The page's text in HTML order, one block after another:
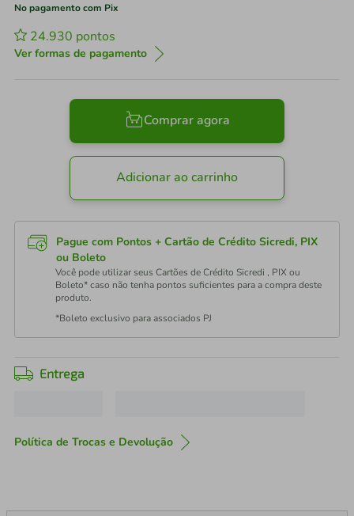
No pagamento com Pix
24.930 pontos
Ver formas de pagamento
Comprar agora
Adicionar ao carrinho
Pague com Pontos + Cartão de Crédito Sicredi, PIX
ou Boleto
Você pode utilizar seus Cartões de Crédito Sicredi , PIX ou
Boleto* caso não tenha pontos suficientes para a compra deste
produto.
*Boleto exclusivo para associados PJ
Entrega
Política de Trocas e Devolução